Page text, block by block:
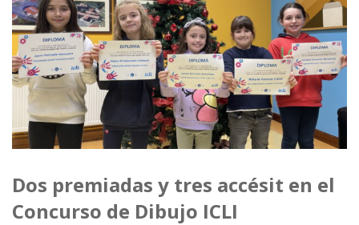
Dos premiadas y tres accésit en el
Concurso de Dibujo ICLI